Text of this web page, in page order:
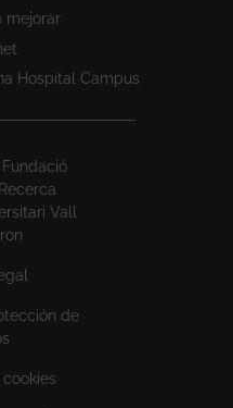
mejorar
Hospital Campus
Vall
de